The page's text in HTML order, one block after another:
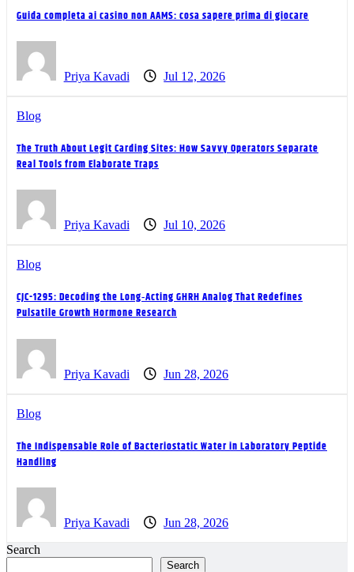
Guida completa ai casino non AAMS: cosa sapere prima di giocare
Priya Kavadi Jul 12, 2026
Blog
The Truth About Legit Carding Sites: How Savvy Operators Separate
Real Tools from Elaborate Traps
Priya Kavadi Jul 10, 2026
Blog
CJC-1295: Decoding the Long‑Acting GHRH Analog That Redefines
Pulsatile Growth Hormone Research
Priya Kavadi Jun 28, 2026
Blog
The Indispensable Role of Bacteriostatic Water in Laboratory Peptide
Handling
Priya Kavadi
Jun 28, 2026
Search
Search